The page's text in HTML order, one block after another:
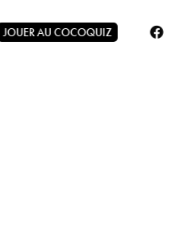
JOUER AU COCOQUIZ